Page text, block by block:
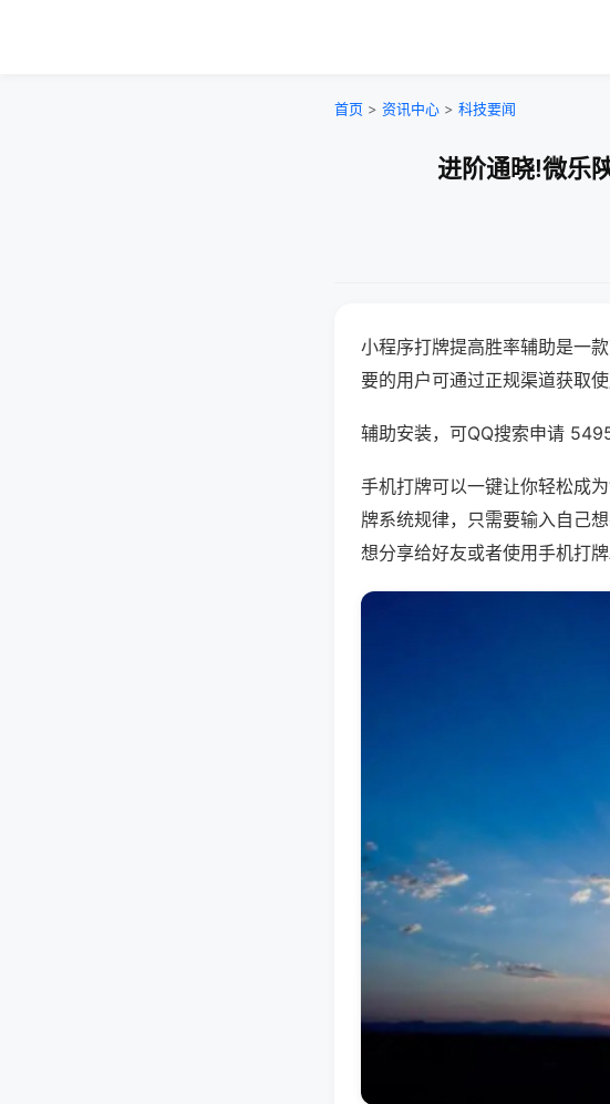
首页 > 资讯中心 > 科技要闻
进阶通晓!微乐
小程序打牌提高胜率辅助是一
要的用户可通过正规渠道获取使
辅助安装，可QQ搜索申请
手机打牌可以一键让你轻松成
牌系统规律，只需要输入自己
想分享给好友或者使用手机打